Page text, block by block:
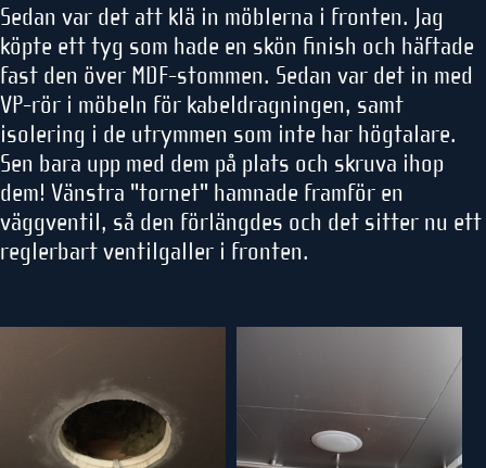
Sedan var det att klä in möblerna i fronten. Jag
köpte ett tyg som hade en skön finish och häftade
fast den över MDF-stommen. Sedan var det in med
VP-rör i möbeln för kabeldragningen, samt
isolering i de utrymmen som inte har högtalare.
Sen bara upp med dem på plats och skruva ihop
dem! Vänstra "tornet" hamnade framför en
väggventil, så den förlängdes och det sitter nu ett
reglerbart ventilgaller i fronten.